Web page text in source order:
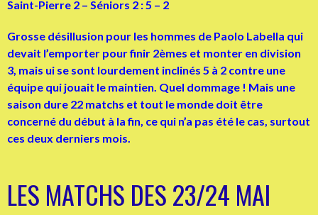
Saint-Pierre 2 – Séniors 2 : 5 – 2
Grosse désillusion pour les hommes de Paolo Labella qui
devait l’emporter pour finir 2èmes et monter en division
3, mais ui se sont lourdement inclinés 5 à 2 contre une
équipe qui jouait le maintien. Quel dommage ! Mais une
saison dure 22 matchs et tout le monde doit être
concerné du début à la fin, ce qui n’a pas été le cas, surtout
ces deux derniers mois.
LES MATCHS DES 23/24 MAI